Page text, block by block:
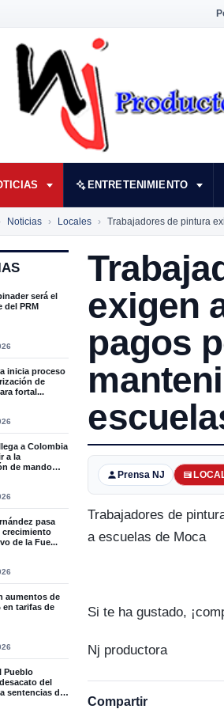
ENTRETENIMIENTO
Noticias Locales Trabajadores de pintura
será el
del PRM
inicia proceso
de
fortal...
a Colombia
a la
de mando
pasa
crecimiento
de la Fue...
aumentos de
en tarifas de
Pueblo
del
sentencias del
exigen
pagos
Prensa NJ
Trabajadores de
a escuelas de Moca
Si te ha gustado,
Nj productora
Compartir